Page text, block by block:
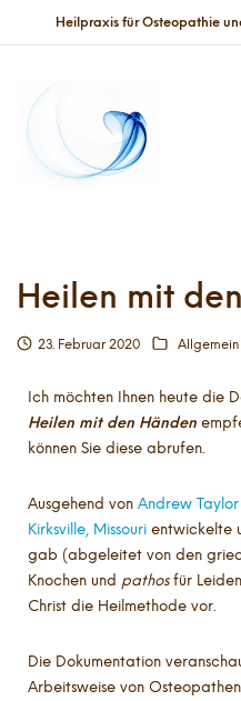
Heilpraxis für Osteopathie
Heilen mit
23. Februar 2020 Allgemein
Ich möchten Ihnen heute die
Heilen mit den Händen
können Sie diese abrufen.
Ausgehend von Andrew Taylor
Kirksville, Missouri entwickelte
gab (abgeleitet von den
Knochen und pathosfür
Christ die Heilmethode vor.
Die Dokumentation
Arbeitsweise von